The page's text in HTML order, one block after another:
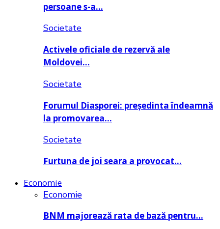
persoane s-a…
Societate
Activele oficiale de rezervă ale
Moldovei…
Societate
Forumul Diasporei: președinta îndeamnă
la promovarea…
Societate
Furtuna de joi seara a provocat…
Economie
Economie
BNM majorează rata de bază pentru…